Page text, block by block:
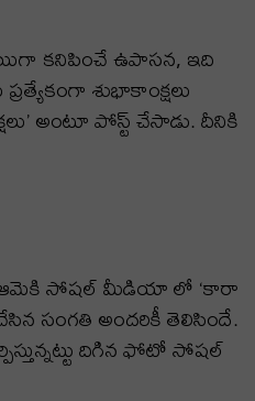
కనిపించే ఉపాసన, ఇది
శుభాకాంక్షలు
అంటూ పోస్ట్ చేసాడు. దీనికి
ఆమెకి సోషల్ మీడియా లో ‘కారా
సంగతి అందరికీ తెలిసిందే.
దిగిన ఫోటో సోషల్